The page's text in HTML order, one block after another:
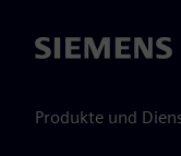
Siemens
Produkte und